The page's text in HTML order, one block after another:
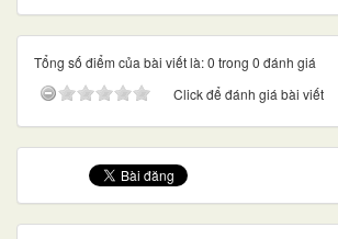
Tổng số điểm của bài viết là: 0 trong 0 đánh giá
Click để đánh giá bài viết